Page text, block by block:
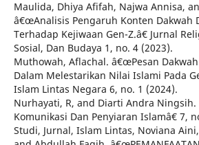
Maulida, Dhiya Afifah, Najwa Annisa,
â€œAnalisis Pengaruh Konten Dakwah
Terhadap Kejiwaan Gen-Z.â€ Jurnal
Sosial, Dan Budaya 1, no. 4 (2023).
Muthowah, Aflachal. â€œPesan
Dalam Melestarikan Nilai Islami Pada
Islam Lintas Negara 6, no. 1 (2024).
Nurhayati, R, and Diarti Andra
Komunikasi Dan Penyiaran Islamâ€ 7,
Studi, Jurnal, Islam Lintas, Noviana